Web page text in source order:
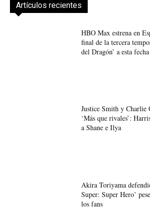
Artículos recientes
HBO Max estrena en
final de la tercera
del Dragón’ a esta
Justice Smith y Charlie
‘Más que rivales’:
a Shane e Ilya
Akira Toriyama
Super: Super Hero’
los fans